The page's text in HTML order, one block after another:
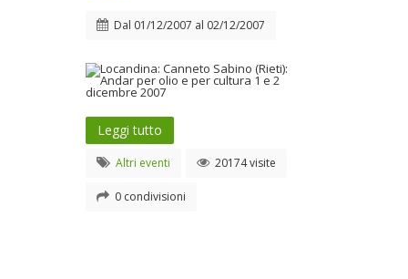
Dal 01/12/2007 al 02/12/2007
Leggi tutto
Altri eventi 20174 visite
0 condivisioni